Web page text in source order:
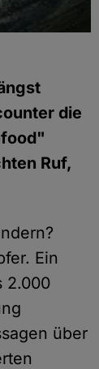
die
Ruf,
Ein
2.000
über